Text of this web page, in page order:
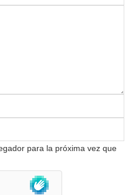
para la próxima vez que